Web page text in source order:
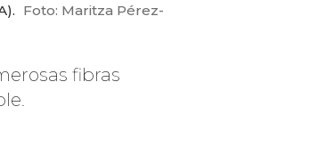
Foto: Maritza Pérez-
fibras